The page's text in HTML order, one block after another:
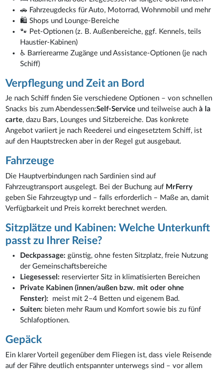
🚗 Fahrzeugdecks für Auto, Motorrad, Wohnmobil und mehr
🛍️ Shops und Lounge-Bereiche
🐾 Pet-Optionen (z. B. Außenbereiche, ggf. Kennels, teils
Haustier-Kabinen)
♿ Barrierearme Zugänge und Assistance-Optionen (je nach
Schiff)
Verpflegung und Zeit an Bord
Je nach Schiff finden Sie verschiedene Optionen – von schnellen
Snacks bis zum Abendessen:Self-Service und teilweise auchà la
carte, dazu Bars, Lounges und Sitzbereiche. Das konkrete
Angebot variiert je nach Reederei und eingesetztem Schiff, ist
auf den Hauptstrecken aber in der Regel gut ausgebaut.
Fahrzeuge
Die Hauptverbindungen nach Sardinien sind auf
Fahrzeugtransport ausgelegt. Bei der Buchung auf MrFerry
geben Sie Fahrzeugtyp und – falls erforderlich – Maße an, damit
Verfügbarkeit und Preis korrekt berechnet werden.
Sitzplätze und Kabinen: Welche Unterkunft
passt zu Ihrer Reise?
Deckpassage: günstig, ohne festen Sitzplatz, freie Nutzung
der Gemeinschaftsbereiche
Liegesessel: reservierter Sitz in klimatisierten Bereichen
Private Kabinen (innen/außen bzw. mit oder ohne
Fenster): meist mit 2–4 Betten und eigenem Bad.
Suiten: bieten mehr Raum und Komfort sowie bis zu fünf
Schlafoptionen.
Gepäck
Ein klarer Vorteil gegenüber dem Fliegen ist, dass viele Reisende
auf der Fähre deutlich entspannter unterwegs sind – vor allem